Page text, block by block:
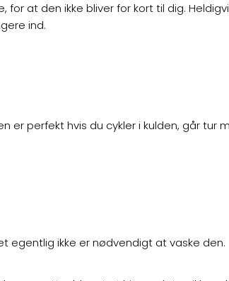
at den ikke bliver for kort til dig.
ind.
perfekt hvis du cykler i kulden, går tur
egentlig ikke er nødvendigt at vaske den.